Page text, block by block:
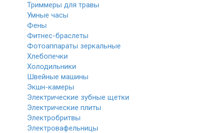
Триммеры для травы
Умные часы
Фены
Фитнес-браслеты
Фотоаппараты зеркальные
Хлебопечки
Холодильники
Швейные машины
Экшн-камеры
Электрические зубные щетки
Электрические плиты
Электробритвы
Электровафельницы